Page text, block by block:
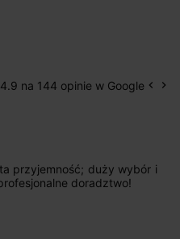
4.9 na 144 opinie w Google keyboard_arrow_left keyboard_arrow_right
przyjemność; duży wybór i
doradztwo!